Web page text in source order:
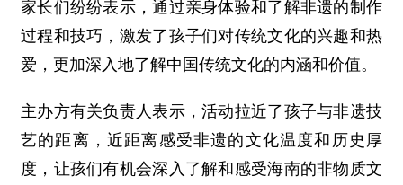
家长们纷纷表示，通过亲身体验和了解非遗的制作
过程和技巧，激发了孩子们对传统文化的兴趣和热
爱，更加深入地了解中国传统文化的内涵和价值。
主办方有关负责人表示，活动拉近了孩子与非遗技
艺的距离，近距离感受非遗的文化温度和历史厚
度，让孩们有机会深入了解和感受海南的非物质文